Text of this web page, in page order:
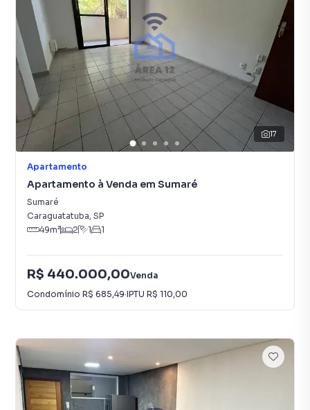
17
Apartamento
Apartamento à Venda em Sumaré
Sumaré
Caraguatatuba, SP
49m² 2 1 1
R$ 440.000,00Venda
Condomínio R$ 685,49·IPTU R$ 110,00